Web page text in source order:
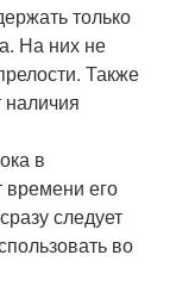
только
На них не
Также
наличия
в
времени его
следует
во